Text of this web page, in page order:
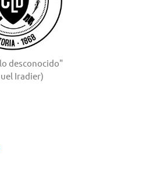
desconocido"
Iradier)